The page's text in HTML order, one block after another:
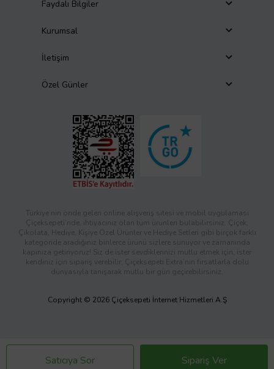
Satıcıya Sor Sipariş Ver
Faydalı Bilgiler
Kurumsal
İletişim
Özel Günler
Türkiye’nin önde gelen online alışveriş sitesi ve mobil uygulaması
Çiçeksepeti’nde, ihtiyacınız olan tüm ürünleri bulabilirsiniz. Çiçek,
Çikolata, Hediye, Kişiye Özel Ürünler ve Hediye Setleri gibi birçok farklı
kategoride aradığınız binlerce ürünü sizlere sunuyor ve zamanında
kapınıza getiriyoruz! Siz de ister sevdiklerinizi mutlu etmek için, ister
kendiniz için sipariş verebilir; Çiçeksepeti Extra’nın fırsatlarla dolu
dünyasıyla tanışarak mutlu bir gün geçirebilirsiniz.
Copyright © 2026 Çiçeksepeti İnternet Hizmetleri A.Ş